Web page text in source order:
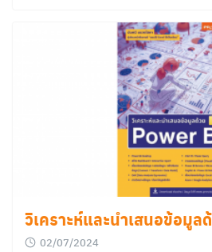
วิเคราะห์และนำเสนอข้อมูล
02/07/2024